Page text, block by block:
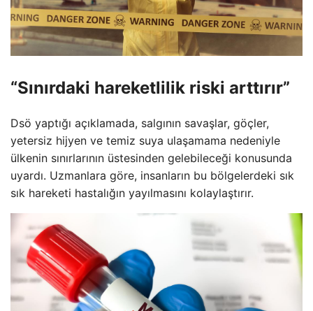
“Sınırdaki hareketlilik riski arttırır”
Dsö yaptığı açıklamada, salgının savaşlar, göçler,
yetersiz hijyen ve temiz suya ulaşamama nedeniyle
ülkenin sınırlarının üstesinden gelebileceği konusunda
uyardı. Uzmanlara göre, insanların bu bölgelerdeki sık
sık hareketi hastalığın yayılmasını kolaylaştırır.